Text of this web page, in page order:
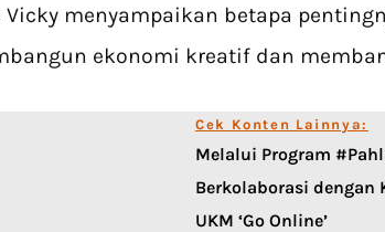
Vicky menyampaikan betapa
ekonomi kreatif dan
Cek Konten Lainnya:
Melalui Program
Berkolaborasi dengan
UKM ‘Go Online’